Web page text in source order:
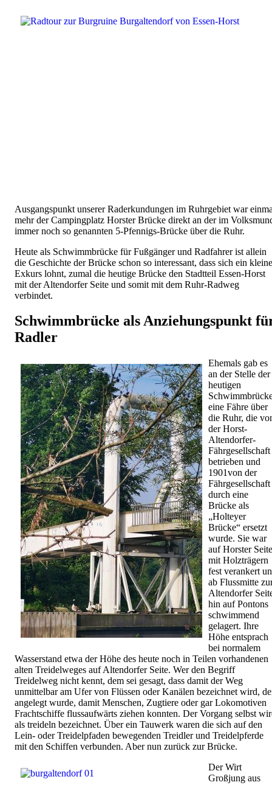
Ausgangspunkt unserer Raderkundungen im Ruhrgebiet war
mehr der Campingplatz Horster Brücke direkt an der im
immer noch so genannten 5-Pfennigs-Brücke über die Ruhr.
Heute als Schwimmbrücke für Fußgänger und Radfahrer ist allein
die Geschichte der Brücke schon so interessant, dass sich ein
Exkurs lohnt, zumal die heutige Brücke den Stadtteil Essen-Horst
mit der Altendorfer Seite und somit mit dem Ruhr-Radweg
verbindet.
Schwimmbrücke als Anziehungspunkt
Radler
Ehemals gab es
an der Stelle der
heutigen
eine Fähre über
die Ruhr, die
der Horst-
Altendorfer-
Fährgesellschaft
betrieben und
1901von der
Fährgesellschaft
durch eine
Brücke als
„Holteyer
Brücke“ ersetzt
wurde. Sie war
auf Horster Seite
mit Holzträgern
fest verankert
ab Flussmitte
Altendorfer
hin auf Pontons
schwimmend
gelagert. Ihre
Höhe entsprach
bei normalem
Wasserstand etwa der Höhe des heute noch in Teilen vorhandenen
alten Treidelweges auf Altendorfer Seite. Wer den Begriff
Treidelweg nicht kennt, dem sei gesagt, dass damit der Weg
unmittelbar am Ufer von Flüssen oder Kanälen bezeichnet wird,
angelegt wurde, damit Menschen, Zugtiere oder gar Lokomotiven
Frachtschiffe flussaufwärts ziehen konnten. Der Vorgang selbst
als treideln bezeichnet. Über ein Tauwerk waren die sich auf den
Lein- oder Treidelpfaden bewegenden Treidler und Treidelpferde
mit den Schiffen verbunden. Aber nun zurück zur Brücke.
Der Wirt
Großjung aus